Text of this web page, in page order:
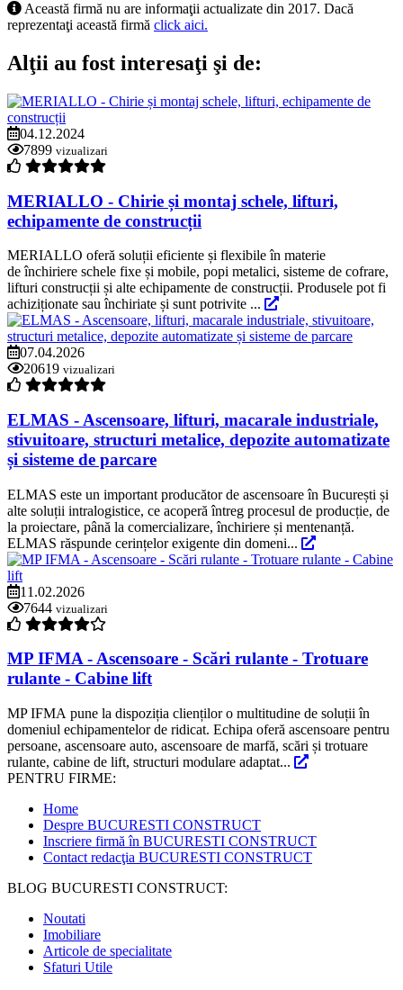
Această firmă nu are informaţii actualizate din 2017. Dacă
reprezentaţi această firmă click aici.
Alţii au fost interesaţi şi de:
04.12.2024
7899 vizualizari
MERIALLO - Chirie și montaj schele, lifturi,
echipamente de construcții
MERIALLO oferă soluții eficiente și flexibile în materie
de închiriere schele fixe și mobile, popi metalici, sisteme de cofrare,
lifturi construcții și alte echipamente de construcții. Produsele pot fi
achiziționate sau închiriate și sunt potrivite ...
07.04.2026
20619 vizualizari
ELMAS - Ascensoare, lifturi, macarale industriale,
stivuitoare, structuri metalice, depozite automatizate
și sisteme de parcare
ELMAS este un important producător de ascensoare în București și
alte soluții intralogistice, ce acoperă întreg procesul de producție, de
la proiectare, până la comercializare, închiriere și mentenanță.
ELMAS răspunde cerințelor exigente din domeni...
11.02.2026
7644 vizualizari
MP IFMA - Ascensoare - Scări rulante - Trotuare
rulante - Cabine lift
MP IFMA pune la dispoziția clienților o multitudine de soluții în
domeniul echipamentelor de ridicat. Echipa oferă ascensoare pentru
persoane, ascensoare auto, ascensoare de marfă, scări și trotuare
rulante, cabine de lift, structuri modulare adaptat...
PENTRU FIRME:
Home
Despre BUCURESTI CONSTRUCT
Inscriere firmă în BUCURESTI CONSTRUCT
Contact redacţia BUCURESTI CONSTRUCT
BLOG BUCURESTI CONSTRUCT:
Noutati
Imobiliare
Articole de specialitate
Sfaturi Utile